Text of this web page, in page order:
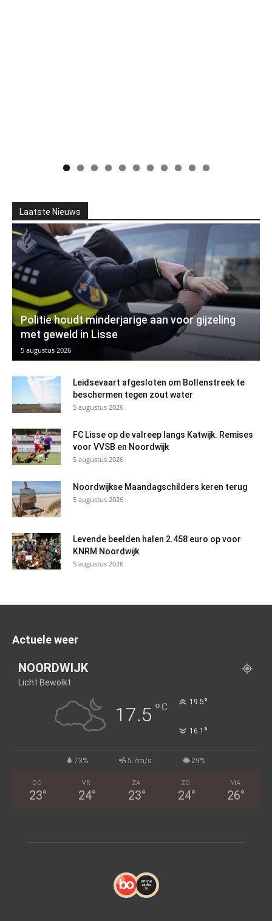
Laatste Nieuws
Politie houdt minderjarige aan voor gijzeling
met geweld in Lisse
5 augustus 2026
Leidsevaart afgesloten om Bollenstreek te
beschermen tegen zout water
5 augustus 2026
FC Lisse op de valreep langs Katwijk. Remises
voor VVSB en Noordwijk
5 augustus 2026
Noordwijkse Maandagschilders keren terug
5 augustus 2026
Levende beelden halen 2.458 euro op voor
KNRM Noordwijk
5 augustus 2026
Actuele weer
NOORDWIJK
Licht Bewolkt
17.5 °C 19.5°
16.1 °
73% 5.7m/s 29%
DO
23°
VR
24°
ZA
23°
ZO
24°
MA
26°